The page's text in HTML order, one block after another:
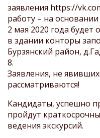
заявления https://
работу – на
2 мая 2020 года будет
в здании конторы
Бурзянский район,
8.
Заявления, не
рассматриваются!
Кандидаты, успешно
пройдут
ведения экскурсий.